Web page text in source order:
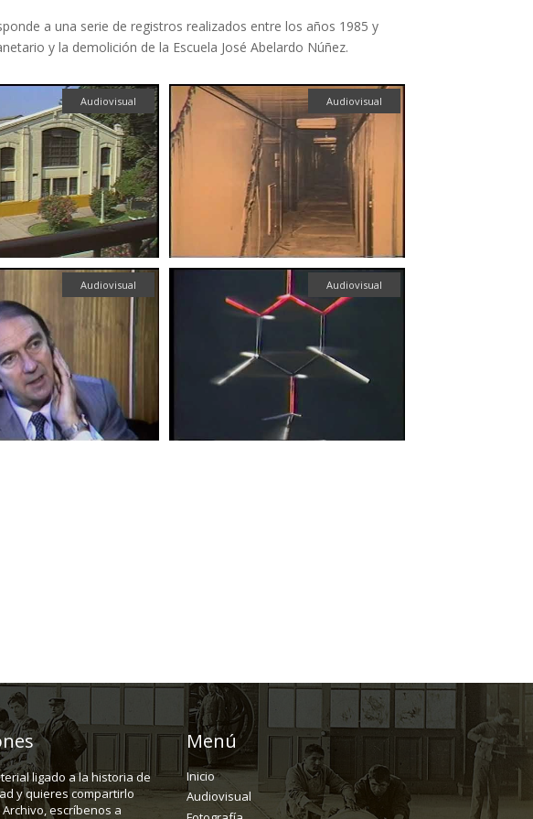
a una serie de registros realizados entre los años 1985 y
y la demolición de la Escuela José Abelardo Núñez.
Audiovisual Audiovisual
Audiovisual Audiovisual
ligado a la historia de
y quieres compartirlo
escríbenos a
Menú
Inicio
Audiovisual